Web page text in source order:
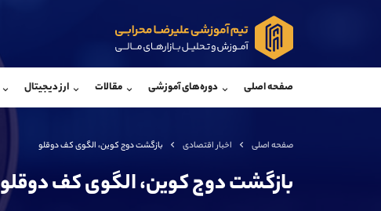
صفحه اصلی دوره‌های آموزشی مقالات ارز دیجیتال
صفحه اصلی اخبار اقتصادی بازگشت دوج کوین، الگوی کف دوقلو
بازگشت دوج کوین، الگوی کف دوقلو
@Armteam_admin_por